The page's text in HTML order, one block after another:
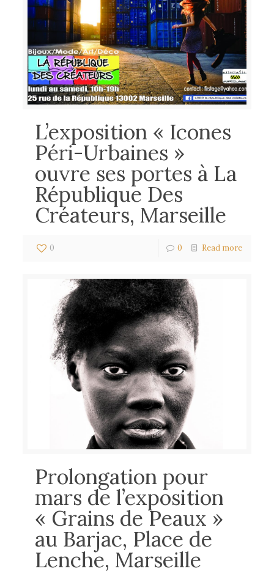
L’exposition « Icones
Péri-Urbaines »
ouvre ses portes à La
République Des
Créateurs, Marseille
0 0 Read more
Prolongation pour
mars de l’exposition
« Grains de Peaux »
au Barjac, Place de
Lenche, Marseille